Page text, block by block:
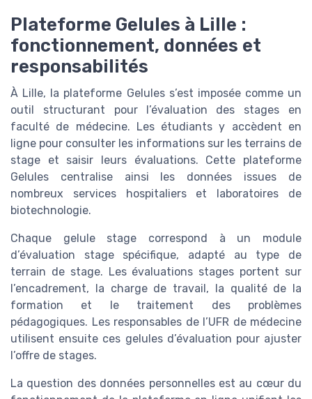
Plateforme Gelules à Lille :
fonctionnement, données et
responsabilités
À Lille, la plateforme Gelules s’est imposée comme un
outil structurant pour l’évaluation des stages en
faculté de médecine. Les étudiants y accèdent en
ligne pour consulter les informations sur les terrains de
stage et saisir leurs évaluations. Cette plateforme
Gelules centralise ainsi les données issues de
nombreux services hospitaliers et laboratoires de
biotechnologie.
Chaque gelule stage correspond à un module
d’évaluation stage spécifique, adapté au type de
terrain de stage. Les évaluations stages portent sur
l’encadrement, la charge de travail, la qualité de la
formation et le traitement des problèmes
pédagogiques. Les responsables de l’UFR de médecine
utilisent ensuite ces gelules d’évaluation pour ajuster
l’offre de stages.
La question des données personnelles est au cœur du